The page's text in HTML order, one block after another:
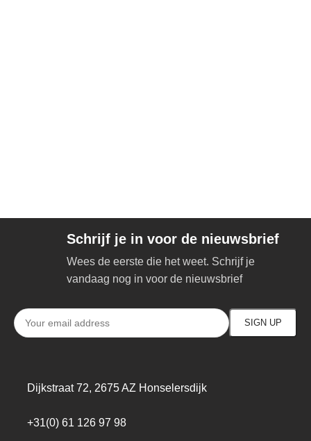
Schrijf je in voor de nieuwsbrief
Wees de eerste die het weet. Schrijf je
vandaag nog in voor de nieuwsbrief
Dijkstraat 72, 2675 AZ Honselersdijk
+31(0) 61 126 97 98